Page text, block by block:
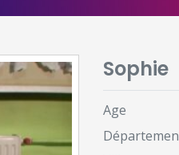
Sophie
Age